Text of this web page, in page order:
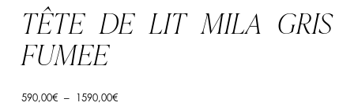
TÊTE DE LIT MILA GRIS
FUMEE
590,00€ – 1590,00€Plage